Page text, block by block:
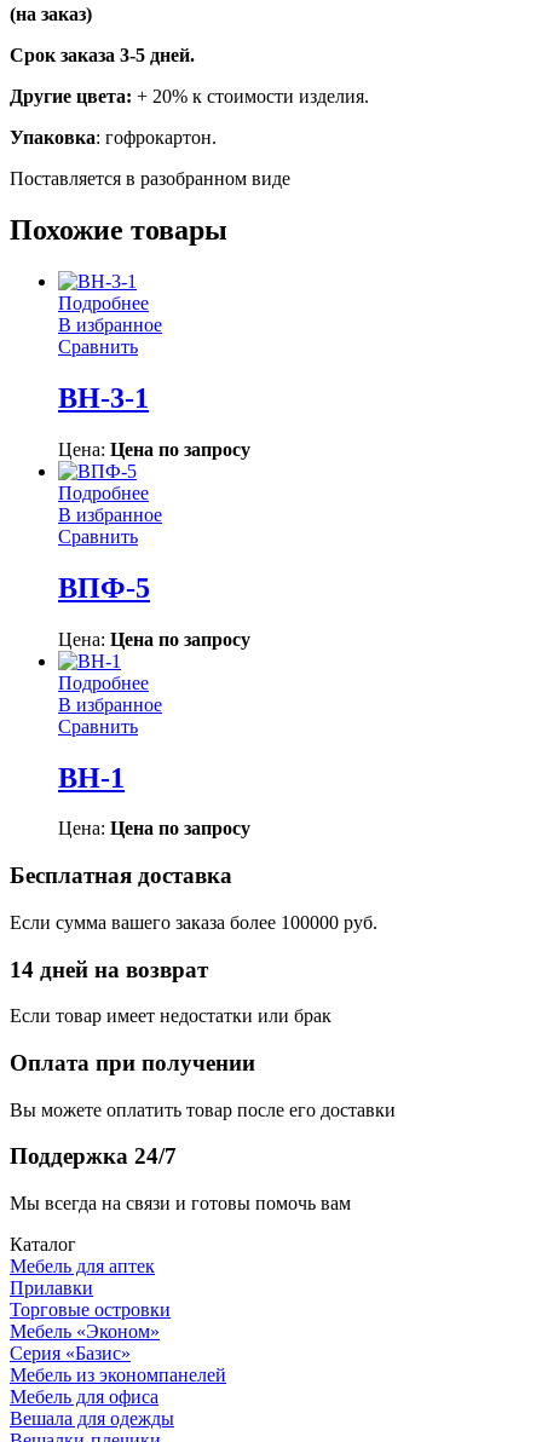
(на заказ)
Срок заказа 3-5 дней.
Другие цвета: + 20% к стоимости изделия.
Упаковка: гофрокартон.
Поставляется в разобранном виде
Похожие товары
Подробнее
В избранное
Сравнить
ВН-3-1
Цена: Цена по запросу
Подробнее
В избранное
Сравнить
ВПФ-5
Цена: Цена по запросу
Подробнее
В избранное
Сравнить
ВН-1
Цена: Цена по запросу
Бесплатная доставка
Если сумма вашего заказа более 100000 руб.
14 дней на возврат
Если товар имеет недостатки или брак
Оплата при получении
Вы можете оплатить товар после его доставки
Поддержка 24/7
Мы всегда на связи и готовы помочь вам
Каталог
Мебель для аптек
Прилавки
Торговые островки
Мебель «Эконом»
Серия «Базис»
Мебель из экономпанелей
Мебель для офиса
Вешала для одежды